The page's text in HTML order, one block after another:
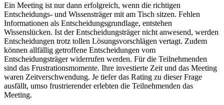
Ein Meeting ist nur dann erfolgreich, wenn die richtigen
Entscheidungs- und Wissensträger mit am Tisch sitzen. Fehlen
Informationen als Entscheidungsgrundlage, entstehen
Wissenslücken. Ist der Entscheidungsträger nicht anwesend, werden
Entscheidungen trotz tollen Lösungsvorschlägen vertagt. Zudem
können allfällig getroffene Entscheidungen vom
Entscheidungsträger widerrufen werden. Für die Teilnehmenden
sind das Frustrationsmomente. Ihre investierte Zeit und das Meeting
waren Zeitverschwendung. Je tiefer das Rating zu dieser Frage
ausfällt, umso frustrierender erlebten die Teilnehmenden das
Meeting.